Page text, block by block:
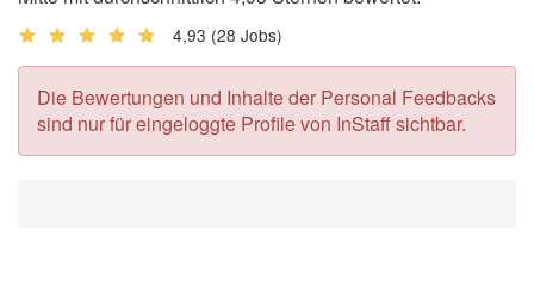
4,93 (28 Jobs)
Die Bewertungen und Inhalte der Personal Feedbacks
sind nur für eingeloggte Profile von InStaff sichtbar.